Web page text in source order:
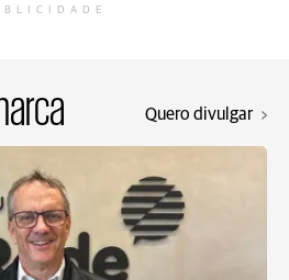
Quero divulgar